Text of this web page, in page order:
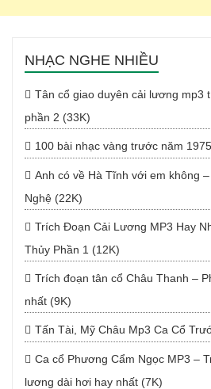
NHẠC NGHE NHIỀU
Tân cổ giao duyên cải lương mp3
phần 2 (33K)
100 bài nhạc vàng trước năm
Anh có về Hà Tĩnh với em không
Nghệ (22K)
Trích Đoạn Cải Lương MP3 Hay
Thủy Phần 1 (12K)
Trích đoạn tân cổ Châu Thanh –
nhất (9K)
Tấn Tài, Mỹ Châu Mp3 Ca Cổ
Ca cổ Phương Cẩm Ngọc MP3 –
lương dài hơi hay nhất (7K)